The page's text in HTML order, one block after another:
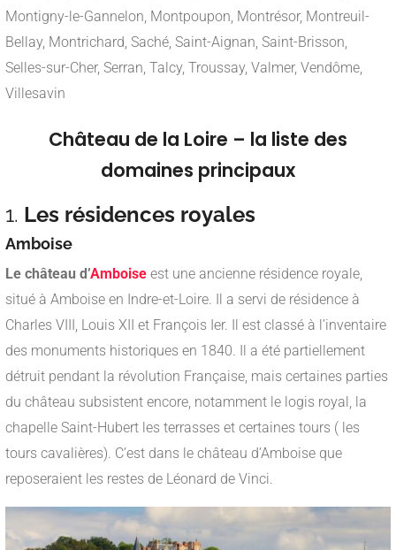
Montigny-le-Gannelon, Montpoupon, Montrésor, Montreuil-
Bellay, Montrichard, Saché, Saint-Aignan, Saint-Brisson,
Selles-sur-Cher, Serran, Talcy, Troussay, Valmer, Vendôme,
Villesavin
Château de la Loire – la liste des
domaines principaux
1. Les résidences royales
Amboise
Le château d’Amboise est une ancienne résidence royale,
situé à Amboise en Indre-et-Loire. Il a servi de résidence à
Charles VIII, Louis XII et François Ier. Il est classé à l’inventaire
des monuments historiques en 1840. Il a été partiellement
détruit pendant la révolution Française, mais certaines parties
du château subsistent encore, notamment le logis royal, la
chapelle Saint-Hubert les terrasses et certaines tours ( les
tours cavalières). C’est dans le château d’Amboise que
reposeraient les restes de Léonard de Vinci.